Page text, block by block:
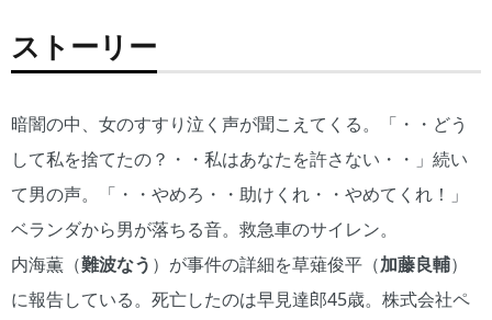
ストーリー
暗闇の中、女のすすり泣く声が聞こえてくる。「・・どう
して私を捨てたの？・・私はあなたを許さない・・」続い
て男の声。「・・やめろ・・助けくれ・・やめてくれ！」
ベランダから男が落ちる音。救急車のサイレン。
内海薫（難波なう ）が事件の詳細を草薙俊平（加藤良輔）
に報告している。死亡したのは早見達郎45歳。株式会社ペ